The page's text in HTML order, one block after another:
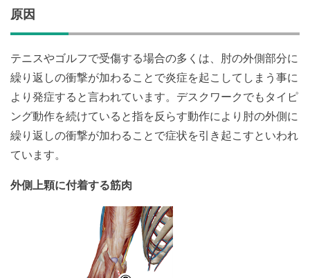
原因
テニスやゴルフで受傷する場合の多くは、肘の外側部分に
繰り返しの衝撃が加わることで炎症を起こしてしまう事に
より発症すると言われています。デスクワークでもタイピ
ング動作を続けていると指を反らす動作により肘の外側に
繰り返しの衝撃が加わることで症状を引き起こすといわれ
ています。
外側上顆に付着する筋肉